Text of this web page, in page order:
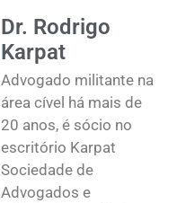
Dr. Rodrigo
Karpat
Advogado militante na
área cível há mais de
20 anos, é sócio no
escritório Karpat
Sociedade de
Advogados e